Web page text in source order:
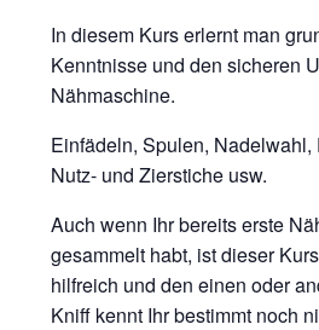
In diesem Kurs erlernt man
Kenntnisse und den sicheren
Nähmaschine.
Einfädeln, Spulen, Nadelwahl,
Nutz- und Zierstiche usw.
Auch wenn Ihr bereits erste
gesammelt habt, ist dieser
hilfreich und den einen oder
Kniff kennt Ihr bestimmt noch